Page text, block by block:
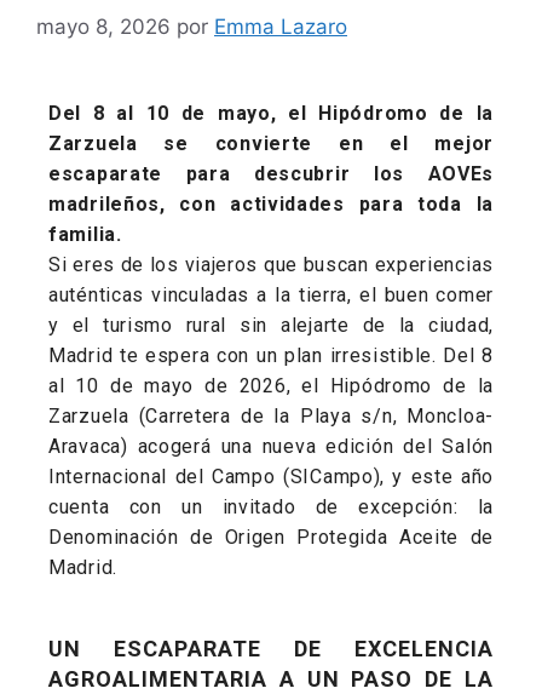
mayo 8, 2026 por Emma Lazaro
Del 8 al 10 de mayo, el Hipódromo de la
Zarzuela se convierte en el mejor
escaparate para descubrir los AOVEs
madrileños, con actividades para toda la
familia.
Si eres de los viajeros que buscan experiencias
auténticas vinculadas a la tierra, el buen comer
y el turismo rural sin alejarte de la ciudad,
Madrid te espera con un plan irresistible. Del 8
al 10 de mayo de 2026, el Hipódromo de la
Zarzuela (Carretera de la Playa s/n, Moncloa-
Aravaca) acogerá una nueva edición del Salón
Internacional del Campo (SICampo), y este año
cuenta con un invitado de excepción: la
Denominación de Origen Protegida Aceite de
Madrid.
UN ESCAPARATE DE EXCELENCIA
AGROALIMENTARIA A UN PASO DE LA